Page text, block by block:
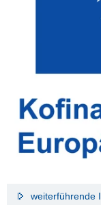
weiterführende